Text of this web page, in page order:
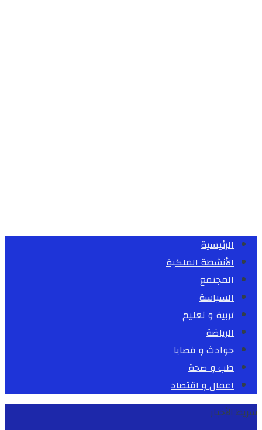
الرئيسية
الأنشطة الملكية
المجتمع
السياسة
تربية و تعليم
الرياضة
حوادث و قضايا
طب و صحة
اعمال و اقتصاد
شريط الأخبار